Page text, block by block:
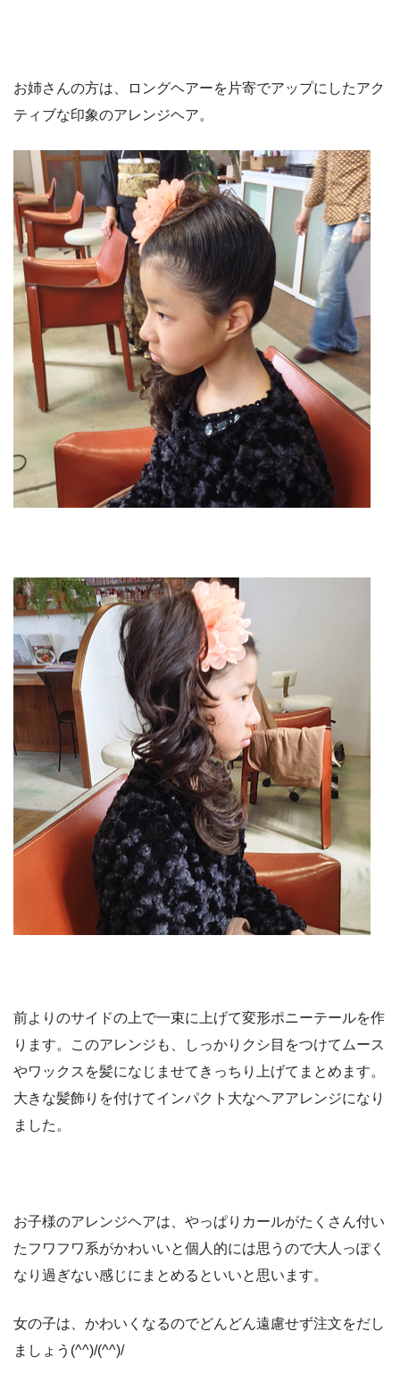
お姉さんの方は、ロングヘアーを片寄でアップにしたアク
ティブな印象のアレンジヘア。
前よりのサイドの上で一束に上げて変形ポニーテールを作
ります。このアレンジも、しっかりクシ目をつけてムース
やワックスを髪になじませてきっちり上げてまとめます。
大きな髪飾りを付けてインパクト大なヘアアレンジになり
ました。
お子様のアレンジヘアは、やっぱりカールがたくさん付い
たフワフワ系がかわいいと個人的には思うので大人っぽく
なり過ぎない感じにまとめるといいと思います。
女の子は、かわいくなるのでどんどん遠慮せず注文をだし
ましょう(^^)/(^^)/